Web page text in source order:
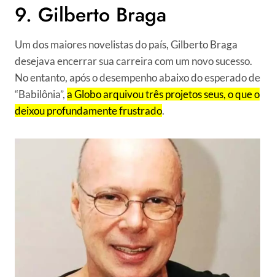
9. Gilberto Braga
Um dos maiores novelistas do país, Gilberto Braga
desejava encerrar sua carreira com um novo sucesso.
No entanto, após o desempenho abaixo do esperado de
“Babilônia”,a Globo arquivou três projetos seus, o que o
deixou profundamente frustrado.